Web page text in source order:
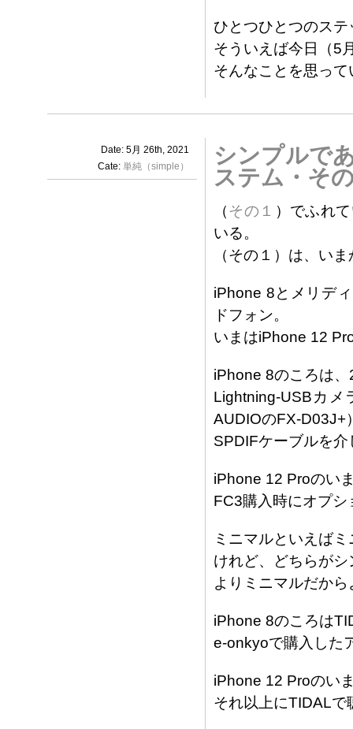
ひとつひとつのス
そういえば今日（5
そんなことを思って
Date: 5月 26th, 2021
Cate: 単純（simple）
シンプルで
ステム・そ
（ その１ ）でふれ
いる。
（その１）は、い
iPhone 8とメリデ
ドフォン。
いまはiPhone 12
iPhone 8のころは
Lightning-USBカ
AUDIOのFX-D03J+
SPDIFケーブルを
iPhone 12 Proのい
FC3購入時にオプ
ミニマルといえば
けれど、どちらが
よりミニマルだか
iPhone 8のころは
e-onkyoで購入した
iPhone 12 Proのい
それ以上にTIDALで